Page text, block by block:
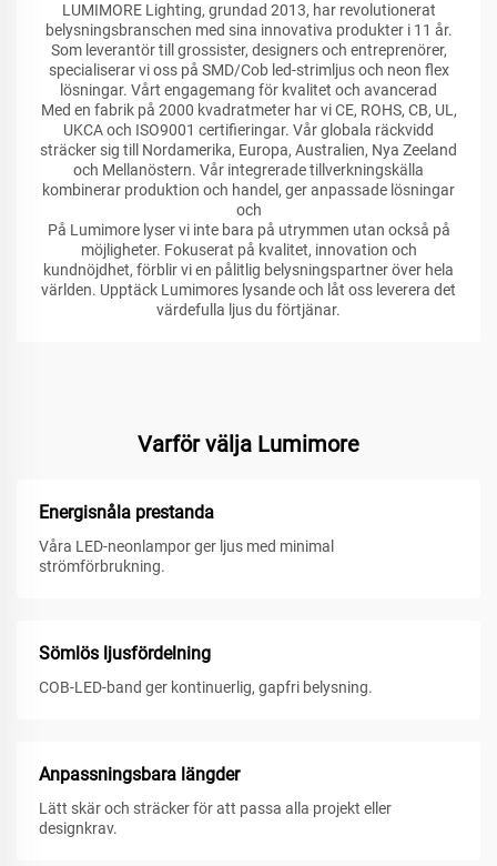
LUMIMORE Lighting, grundad 2013, har revolutionerat
belysningsbranschen med sina innovativa produkter i 11 år.
Som leverantör till grossister, designers och entreprenörer,
specialiserar vi oss på SMD/Cob led-strimljus och neon flex
lösningar. Vårt engagemang för kvalitet och avancerad
Med en fabrik på 2000 kvadratmeter har vi CE, ROHS, CB, UL,
UKCA och ISO9001 certifieringar. Vår globala räckvidd
sträcker sig till Nordamerika, Europa, Australien, Nya Zeeland
och Mellanöstern. Vår integrerade tillverkningskälla
kombinerar produktion och handel, ger anpassade lösningar
och
På Lumimore lyser vi inte bara på utrymmen utan också på
möjligheter. Fokuserat på kvalitet, innovation och
kundnöjdhet, förblir vi en pålitlig belysningspartner över hela
världen. Upptäck Lumimores lysande och låt oss leverera det
värdefulla ljus du förtjänar.
Varför välja Lumimore
Energisnåla prestanda
Våra LED-neonlampor ger ljus med minimal
strömförbrukning.
Sömlös ljusfördelning
COB-LED-band ger kontinuerlig, gapfri belysning.
Anpassningsbara längder
Lätt skär och sträcker för att passa alla projekt eller
designkrav.